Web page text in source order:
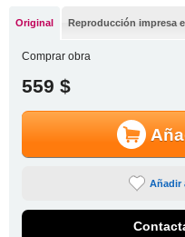
Original Reproducción impresa
Comprar obra
559 $
Añadir